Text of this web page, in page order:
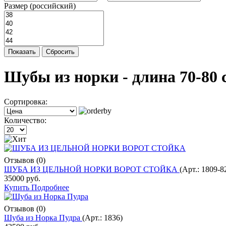
Размер (российский)
Показать Сбросить
Шубы из норки - длина 70-80
Сортировка:
Количество:
Отзывов (0)
ШУБА ИЗ ЦЕЛЬНОЙ НОРКИ ВОРОТ СТОЙКА (Арт.: 1809-
35000 руб.
Купить Подробнее
Отзывов (0)
Шуба из Норка Пудра (Арт.: 1836)